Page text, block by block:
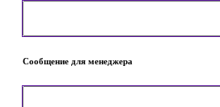
Сообщение для менеджера